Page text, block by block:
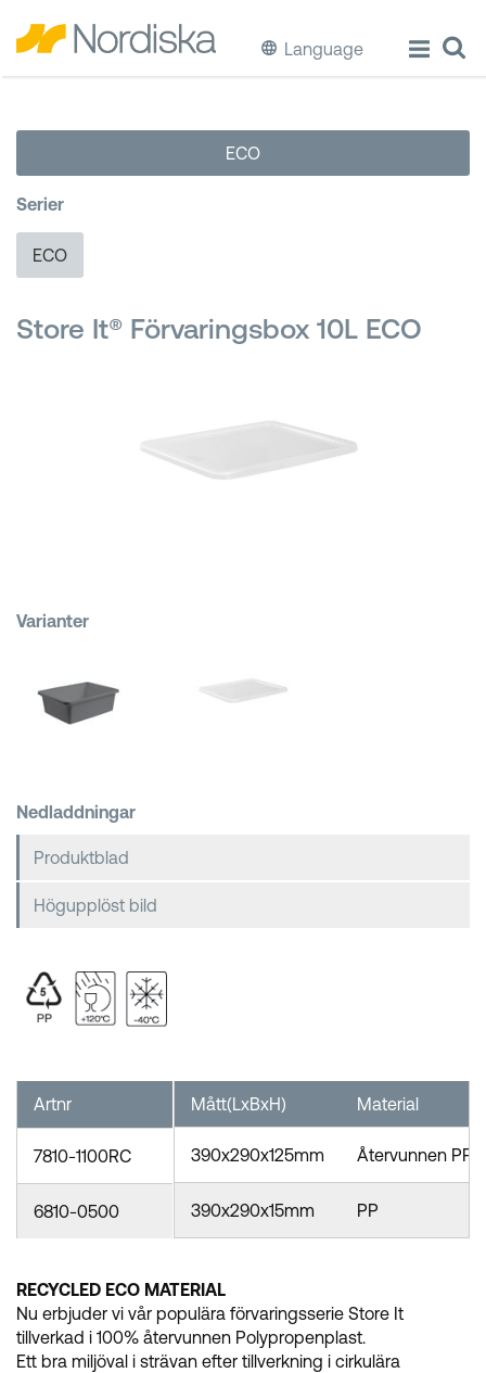
Language
Laga & Förvara mat
Förvaring
Hinkar & Tunnor
ECO
Serier
ECO
Store It® Förvaringsbox 10L ECO
Varianter
Nedladdningar
Produktblad
Högupplöst bild
Mått(LxBxH) Material
390x290x125mm Återvunnen PP
390x290x15mm PP
Artnr
7810-1100RC
6810-0500
RECYCLED ECO MATERIAL
Nu erbjuder vi vår populära förvaringsserie Store It
tillverkad i 100% återvunnen Polypropenplast.
Ett bra miljöval i strävan efter tillverkning i cirkulära